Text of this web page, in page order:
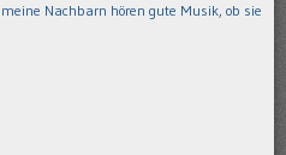
Nachbarn hören gute Musik, ob sie